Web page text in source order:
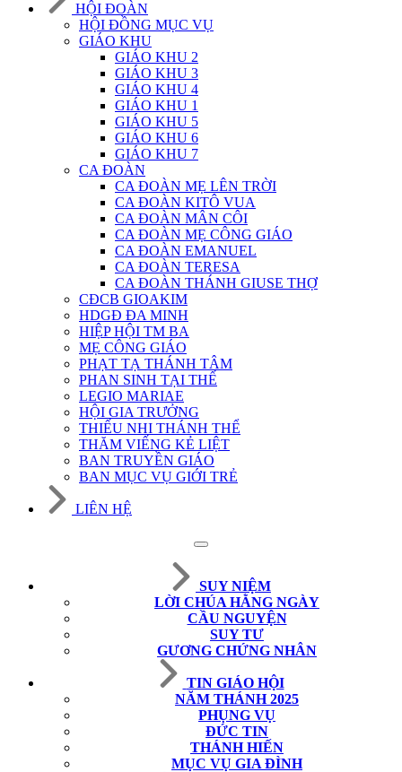
HỘI ĐOÀN
HỘI ĐỒNG MỤC VỤ
GIÁO KHU
GIÁO KHU 2
GIÁO KHU 3
GIÁO KHU 4
GIÁO KHU 1
GIÁO KHU 5
GIÁO KHU 6
GIÁO KHU 7
CA ĐOÀN
CA ĐOÀN MẸ LÊN TRỜI
CA ĐOÀN KITÔ VUA
CA ĐOÀN MÂN CÔI
CA ĐOÀN MẸ CÔNG GIÁO
CA ĐOÀN EMANUEL
CA ĐOÀN TERESA
CA ĐOÀN THÁNH GIUSE THỢ
CĐCB GIOAKIM
HDGĐ ĐA MINH
HIỆP HỘI TM BA
MẸ CÔNG GIÁO
PHẠT TẠ THÁNH TÂM
PHAN SINH TẠI THẾ
LEGIO MARIAE
HỘI GIA TRƯỞNG
THIẾU NHI THÁNH THỂ
THĂM VIẾNG KẺ LIỆT
BAN TRUYỀN GIÁO
BAN MỤC VỤ GIỚI TRẺ
LIÊN HỆ
SUY NIỆM
LỜI CHÚA HẰNG NGÀY
CẦU NGUYỆN
SUY TƯ
GƯƠNG CHỨNG NHÂN
TIN GIÁO HỘI
NĂM THÁNH 2025
PHỤNG VỤ
ĐỨC TIN
THÁNH HIẾN
MỤC VỤ GIA ĐÌNH